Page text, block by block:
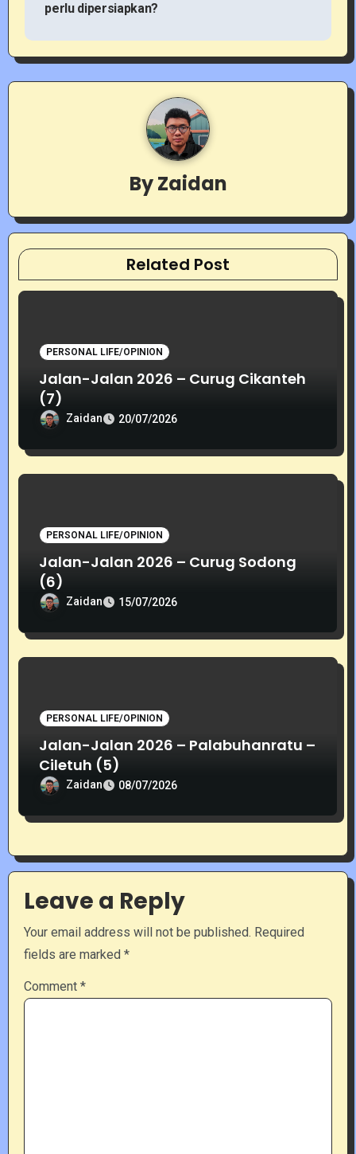
s
t
g
a
t
o
n
perlu dipersiapkan?
ByZaidan
Related Post
PERSONAL LIFE/OPINION
Jalan-Jalan 2026 – Curug Cikanteh
(7)
Zaidan 20/07/2026
PERSONAL LIFE/OPINION
Jalan-Jalan 2026 – Curug Sodong
(6)
Zaidan 15/07/2026
PERSONAL LIFE/OPINION
Jalan-Jalan 2026 – Palabuhanratu –
Ciletuh (5)
Zaidan 08/07/2026
Leave a Reply
Your email address will not be published. Required
fields are marked *
Comment *